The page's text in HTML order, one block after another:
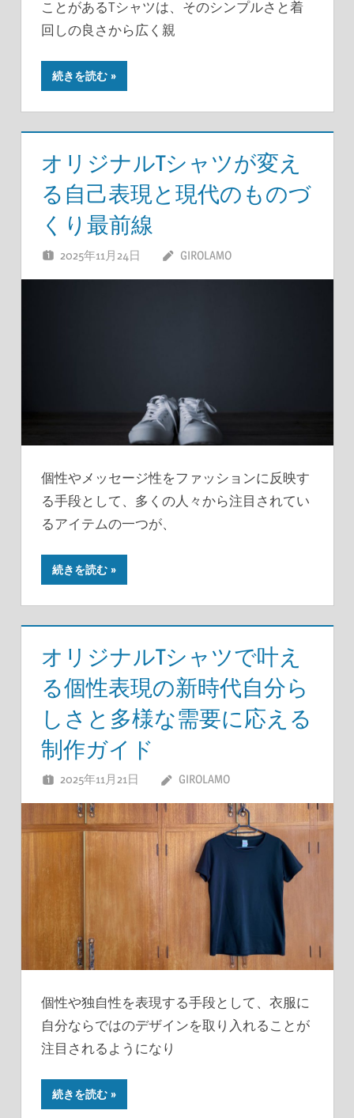
ことがあるTシャツは、そのシンプルさと着
回しの良さから広く親
続きを読む
オリジナルTシャツが変え
る自己表現と現代のものづ
くり最前線
2025年11月24日 GIROLAMO
個性やメッセージ性をファッションに反映す
る手段として、多くの人々から注目されてい
るアイテムの一つが、
続きを読む
オリジナルTシャツで叶え
る個性表現の新時代自分ら
しさと多様な需要に応える
制作ガイド
2025年11月21日 GIROLAMO
個性や独自性を表現する手段として、衣服に
自分ならではのデザインを取り入れることが
注目されるようになり
続きを読む